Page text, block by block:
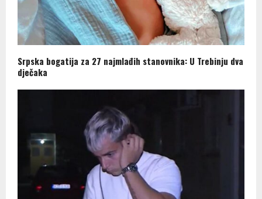
Srpska bogatija za 27 najmlađih stanovnika: U Trebinju dva
dječaka